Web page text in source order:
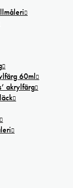
60ml
akrylfärg